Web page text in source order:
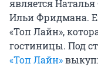
является
Ильи Фридмана.
«Топ Лайн»,
гостиницы. Под
«Топ Лайн»